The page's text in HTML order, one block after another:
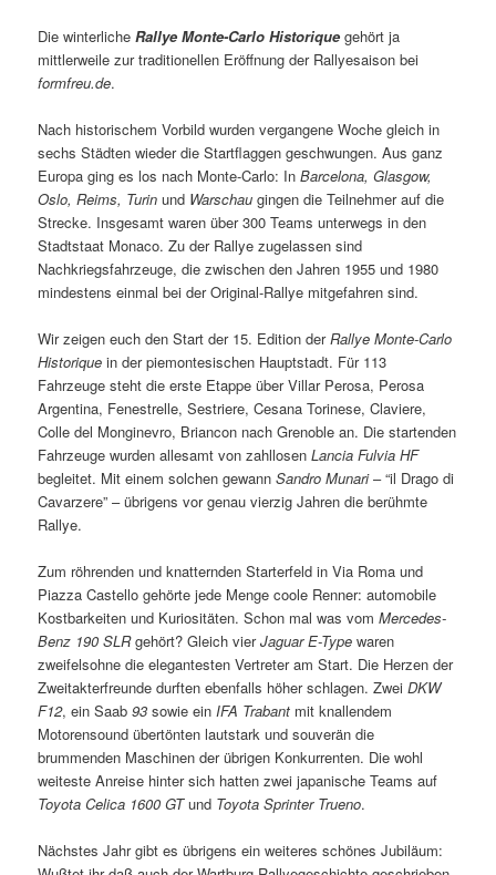
Die winterlicheRallye Monte-Carlo Historique gehört ja
mittlerweile zur traditionellen Eröffnung der Rallyesaison bei
formfreu.de.
Nach historischem Vorbild wurden vergangene Woche gleich in
sechs Städten wieder die Startflaggen geschwungen. Aus ganz
Europa ging es los nach Monte-Carlo: InBarcelona, Glasgow,
Oslo, Reims, Turin und Warschau gingen die Teilnehmer auf die
Strecke. Insgesamt waren über 300 Teams unterwegs in den
Stadtstaat Monaco. Zu der Rallye zugelassen sind
Nachkriegsfahrzeuge, die zwischen den Jahren 1955 und 1980
mindestens einmal bei der Original-Rallye mitgefahren sind.
Wir zeigen euch den Start der 15. Edition derRallye Monte-Carlo
Historique in der piemontesischen Hauptstadt. Für 113
Fahrzeuge steht die erste Etappe über Villar Perosa, Perosa
Argentina, Fenestrelle, Sestriere, Cesana Torinese, Claviere,
Colle del Monginevro, Briancon nach Grenoble an. Die startenden
Fahrzeuge wurden allesamt von zahllosenLancia Fulvia HF
begleitet. Mit einem solchen gewannSandro Munari– “il Drago di
Cavarzere” – übrigens vor genau vierzig Jahren die berühmte
Rallye.
Zum röhrenden und knatternden Starterfeld in Via Roma und
Piazza Castello gehörte jede Menge coole Renner: automobile
Kostbarkeiten und Kuriositäten. Schon mal was vomMercedes-
Benz 190 SLRgehört? Gleich vierJaguar E-Type waren
zweifelsohne die elegantesten Vertreter am Start. Die Herzen der
Zweitakterfreunde durften ebenfalls höher schlagen. ZweiDKW
F12, ein Saab 93 sowie einIFA Trabant mit knallendem
Motorensound übertönten lautstark und souverän die
brummenden Maschinen der übrigen Konkurrenten. Die wohl
weiteste Anreise hinter sich hatten zwei japanische Teams auf
Toyota Celica 1600 GTund Toyota Sprinter Trueno.
Nächstes Jahr gibt es übrigens ein weiteres schönes Jubiläum: